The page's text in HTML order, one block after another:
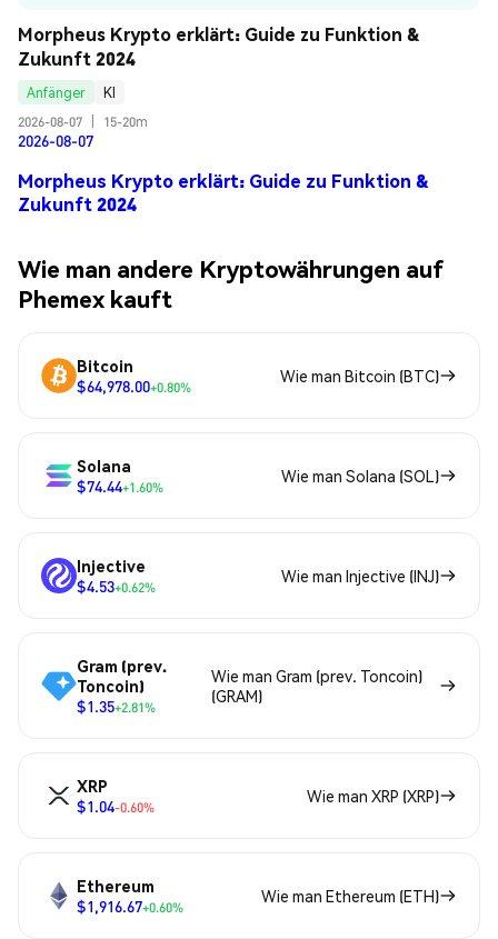
Morpheus Krypto erklärt: Guide zu Funktion &
Zukunft 2024
Anfänger
KI
2026-08-07
15-20m
2026-08-07
Morpheus Krypto erklärt: Guide zu Funktion &
Zukunft 2024
Wie man andere Kryptowährungen auf
Phemex kauft
Bitcoin
$64,978.00+0.80%
Wie man Bitcoin (BTC)
Solana
$74.44+1.60%
Wie man Solana (SOL)
Injective
$4.53+0.62%
Wie man Injective (INJ)
Gram (prev.
Toncoin)
$1.35+2.81%
Wie man Gram (prev. Toncoin)
(GRAM)
XRP
$1.04-0.60%
Wie man XRP (XRP)
Ethereum
$1,916.67+0.60%
Wie man Ethereum (ETH)